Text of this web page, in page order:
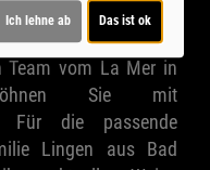
Petra Friedrich vom
aus Neuwied
Team vom La Mer in
Sie mit
Für die passende
Lingen aus Bad
Ich lehne ab Das ist ok